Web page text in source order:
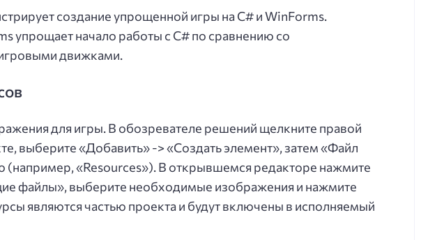
создание упрощенной игры на C# и WinForms.
упрощает начало работы с C# по сравнению со
движками.
для игры. В обозревателе решений щелкните правой
выберите «Добавить» -> «Создать элемент», затем «Файл
(например, «Resources»). В открывшемся редакторе нажмите
файлы», выберите необходимые изображения и нажмите
являются частью проекта и будут включены в исполняемый